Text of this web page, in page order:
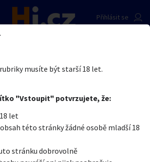
Přihlásit se
Reality a bydlení Seznamka
Zvířata
PC a elektro Sport a hobby
ale tenhle inzerát již není aktuální.
musíte být starší 18 let.
"Vstoupit" potvrzujete, že:
let
této stránky žádné osobě mladší 18
stránku dobrovolně